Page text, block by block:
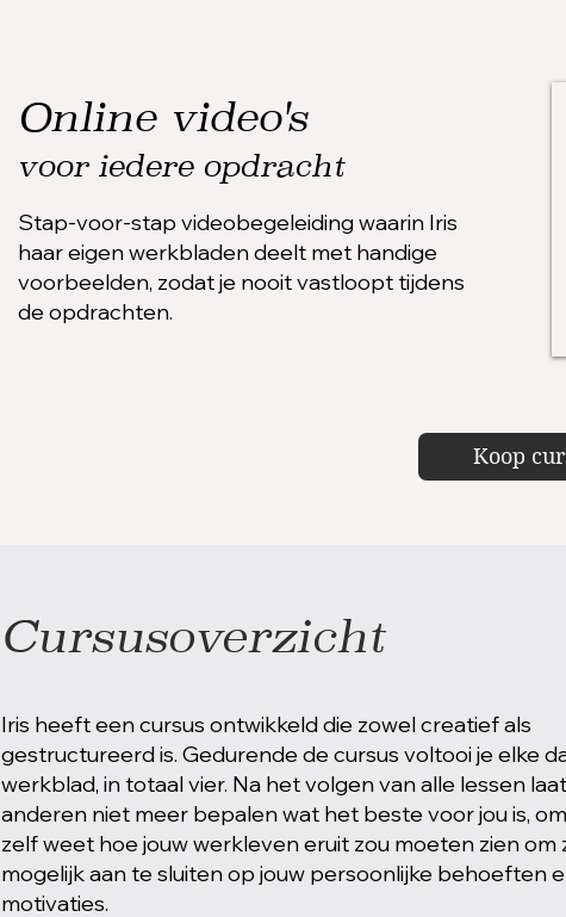
voor iedere opdracht
Online video's
Stap-voor-stap videobegeleiding waarin Iris
haar eigen werkbladen deelt met handige
voorbeelden, zodat je nooit vastloopt tijdens
de opdrachten.
Koop
Cursusoverzicht
Iris heeft een cursus ontwikkeld die zowel creatief als
gestructureerd is. Gedurende de cursus voltooi je elke
werkblad, in totaal vier. Na het volgen van alle lessen
anderen niet meer bepalen wat het beste voor jou is,
zelf weet hoe jouw werkleven eruit zou moeten zien om
mogelijk aan te sluiten op jouw persoonlijke behoeften
motivaties.